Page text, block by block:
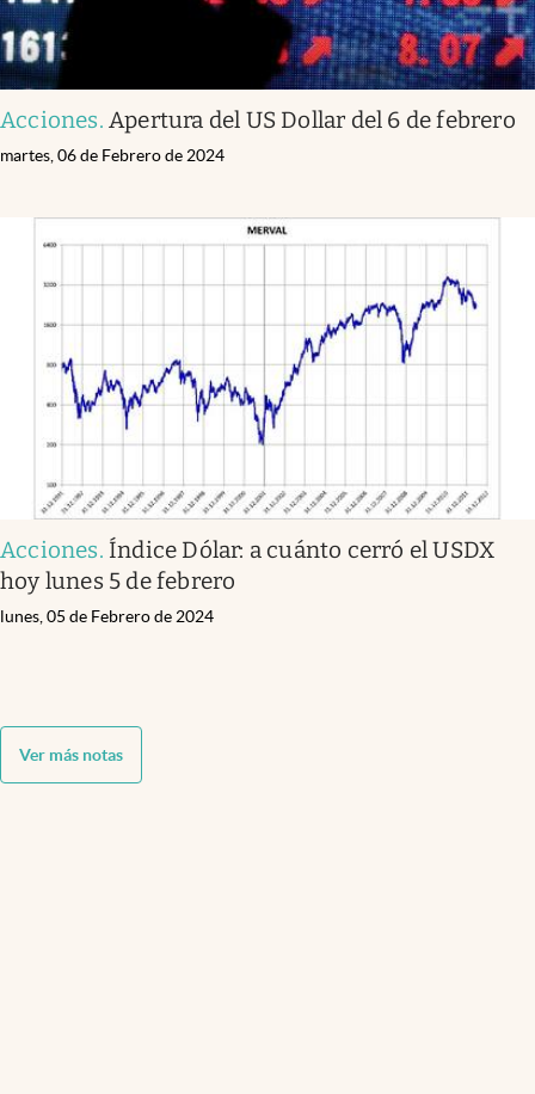
Acciones.Apertura del US Dollar del 6 de febrero
martes, 06 de Febrero de 2024
Acciones. Índice Dólar: a cuánto cerró el USDX
hoy lunes 5 de febrero
lunes, 05 de Febrero de 2024
Ver más notas